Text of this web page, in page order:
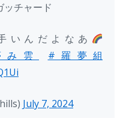
ッチャード
いんだよなあ
雲
#羅夢組
July 7, 2024